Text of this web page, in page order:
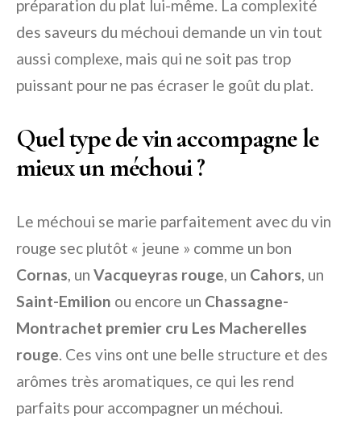
préparation du plat lui-même. La complexité
des saveurs du méchoui demande un vin tout
aussi complexe, mais qui ne soit pas trop
puissant pour ne pas écraser le goût du plat.
Quel type de vin accompagne le
mieux un méchoui ?
Le méchoui se marie parfaitement avec du vin
rouge sec plutôt « jeune » comme un bon
Cornas, un Vacqueyras rouge, un Cahors, un
Saint-Emilion ou encore un Chassagne-
Montrachet premier cru Les Macherelles
rouge. Ces vins ont une belle structure et des
arômes très aromatiques, ce qui les rend
parfaits pour accompagner un méchoui.